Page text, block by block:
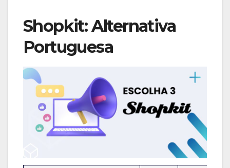
Shopkit: Alternativa
Portuguesa